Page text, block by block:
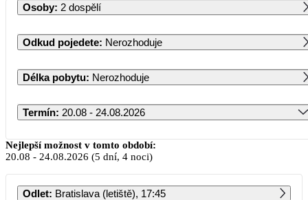
Osoby: 2 dospělí
Odkud pojedete: Nerozhoduje
Délka pobytu: Nerozhoduje
Termín: 20.08 - 24.08.2026
Srpen 2026
PO ÚT ST ČT PÁ SO NE
Nejlepší možnost v tomto období:
20.08 - 24.08.2026 (5 dní, 4 noci)
Odlet: Bratislava (letiště), 17:45